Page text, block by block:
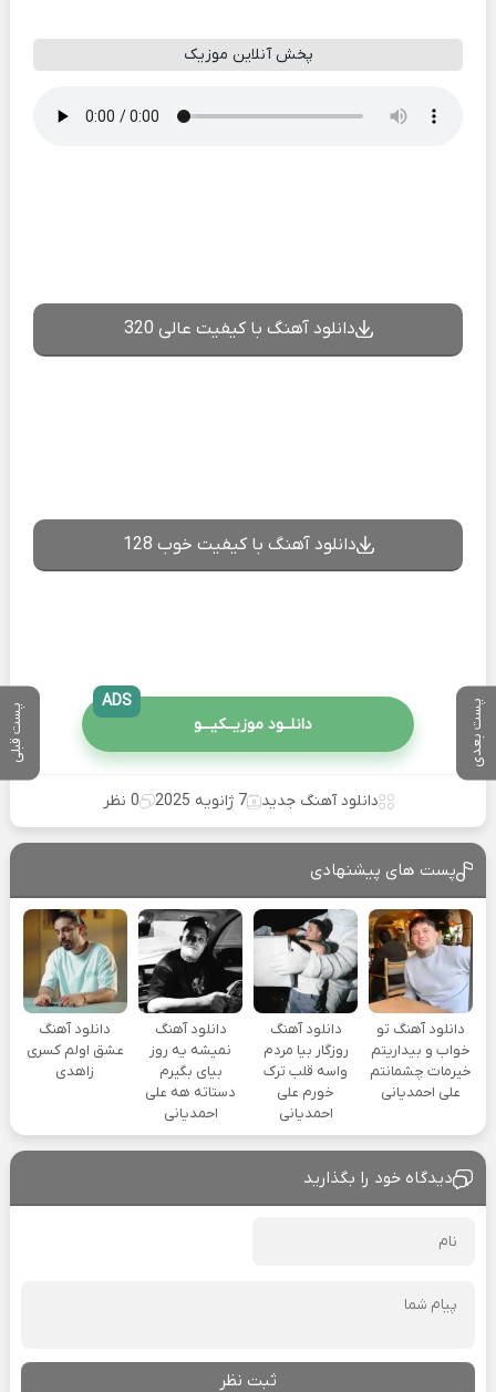
پست بعدی پست قبلی
پخش آنلاین موزیک
دانلود آهنگ با کیفیت عالی 320
دانلود آهنگ با کیفیت خوب 128
دانلــود موزیــکیـــو
ADS
دانلود آهنگ جدید 7 ژانویه 2025 0 نظر
پست های پیشنهادی
دانلود آهنگ تو
خواب و بیداریتم
خیرمات چشمانتم
علی احمدیانی
دانلود آهنگ
روزگار بیا مردم
واسه قلب ترک
خورم علی
احمدیانی
دانلود آهنگ
نمیشه یه روز
بیای بگیرم
دستاته هه علی
احمدیانی
دانلود آهنگ
عشق اولم کسری
زاهدی
دیدگاه خود را بگذارید
ثبت نظر